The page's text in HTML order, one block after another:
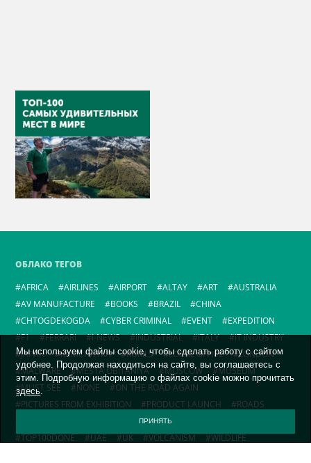
ОБЛАКО ТЕГОВ
AFRICA
AIRLINES AIRPORT ALTAY ART
AUSTRALIA
AV MANUFACTURE
BOOKS BRAZIL
CHINA
CHTOGDEKOGDA
CYBER CRIMINAL EVENT
EXPEDITION
F1
FERRARI I-NEWS INDUSTRIAL ITALY
IT INDUSTRY
JAPAN
KAMCHATKA KURILS LOCAL OFFICE
LONDON
MALWARE
MESTA OBITANIYA MOSCOW
MUSEUM
MUST SEE
NONE
ON THE ROAD AGAIN
PICTURES FROM EXHIBITION
PRODUCT LAUNCH
ROADS
TECHNOLOGY
TOP100DONE
UAE UK VOLCANISM WILDLIFE
Мы используем файлы cookie, чтобы сделать работу с сайтом
удобнее. Продолжая находиться на сайте, вы соглашаетесь с
этим. Подробную информацию о файлах cookie можно прочитать
здесь.
ПРИНЯТЬ